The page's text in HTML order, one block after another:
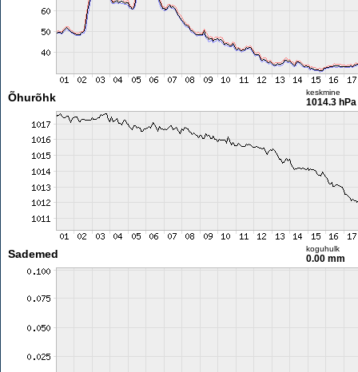
Õhurõhk keskmine
1014.3 hPa
Sademed koguhulk
0.00 mm